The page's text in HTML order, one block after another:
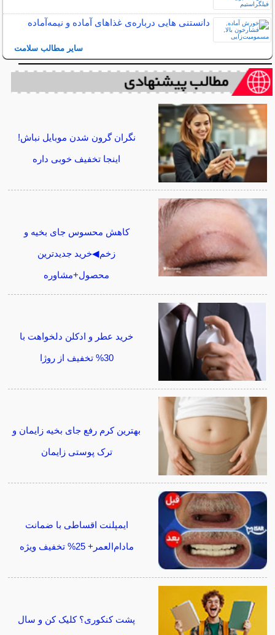
دانستنی هایی درباره‌ی غذاهای آماده و نیمه‌آماده
سایر مطالب سلامت
نگران گرون شدن موبایل نباش!
اینجا تخفیف خوبی داره
کاهش محسوس جای بخیه و
زخم◀خرید جدیدترین
محصول+مشاوره
خرید عطر و ادکلن دلخواهت با
30% تخفیف از روژا
بهترین کرم رفع جای بخیه زایمان و
ترک پوستی زایمان
ایمپلنت اقساطی با ضمانت
مادام‌العمر+ 25% تخفیف ویژه
پشت کنکوری؟ کلیک کن و سال